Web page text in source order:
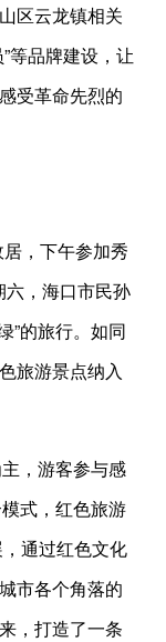
区云龙镇相关
等品牌建设，让
受革命先烈的
，下午参加秀
六，海口市民孙
”的旅行。如同
旅游景点纳入
，游客参与感
式，红色旅游
，通过红色文化
市各个角落的
，打造了一条